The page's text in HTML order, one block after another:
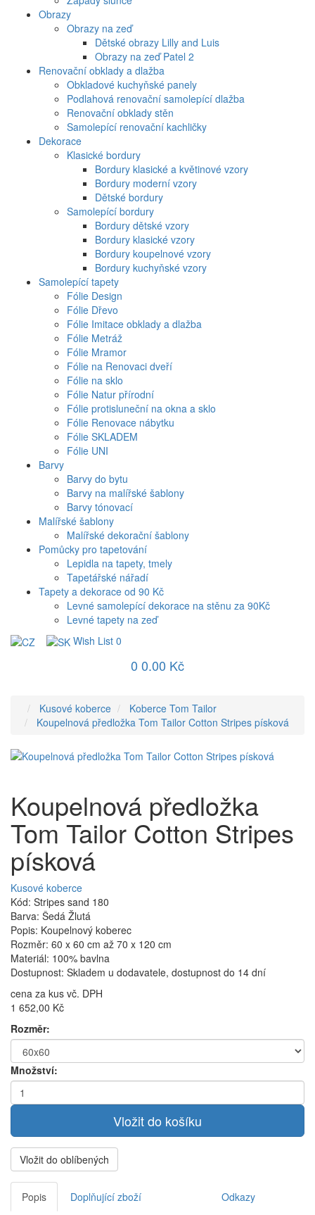
Obrazy
Obrazy na zeď
Dětské obrazy Lilly and Luis
Obrazy na zeď Patel 2
Renovační obklady a dlažba
Obkladové kuchyňské panely
Podlahová renovační samolepící dlažba
Renovační obklady stěn
Samolepící renovační kachličky
Dekorace
Klasické bordury
Bordury klasické a květinové vzory
Bordury moderní vzory
Dětské bordury
Samolepící bordury
Bordury dětské vzory
Bordury klasické vzory
Bordury koupelnové vzory
Bordury kuchyňské vzory
Samolepící tapety
Fólie Design
Fólie Dřevo
Fólie Imitace obklady a dlažba
Fólie Metráž
Fólie Mramor
Fólie na Renovaci dveří
Fólie na sklo
Fólie Natur přírodní
Fólie protisluneční na okna a sklo
Fólie Renovace nábytku
Fólie SKLADEM
Fólie UNI
Barvy
Barvy do bytu
Barvy na malířské šablony
Barvy tónovací
Malířské šablony
Malířské dekorační šablony
Pomůcky pro tapetování
Lepidla na tapety, tmely
Tapetářské nářadí
Tapety a dekorace od 90 Kč
Levné samolepící dekorace na stěnu za 90Kč
Levné tapety na zeď
Wish List 0
0 0.00 Kč
Kusové koberce
Koberce Tom Tailor
Koupelnová předložka Tom Tailor Cotton Stripes písková
Koupelnová předložka
Tom Tailor Cotton Stripes
písková
Kusové koberce
Kód: Stripes sand 180
Barva: Šedá Žlutá
Popis: Koupelnový koberec
Rozměr: 60 x 60 cm až 70 x 120 cm
Materiál: 100% bavlna
Dostupnost: Skladem u dodavatele, dostupnost do 14 dní
cena za kus vč. DPH
1 652,00 Kč
Rozměr:
Množství:
Vložit do oblíbených
Popis Doplňující zboží Odkazy